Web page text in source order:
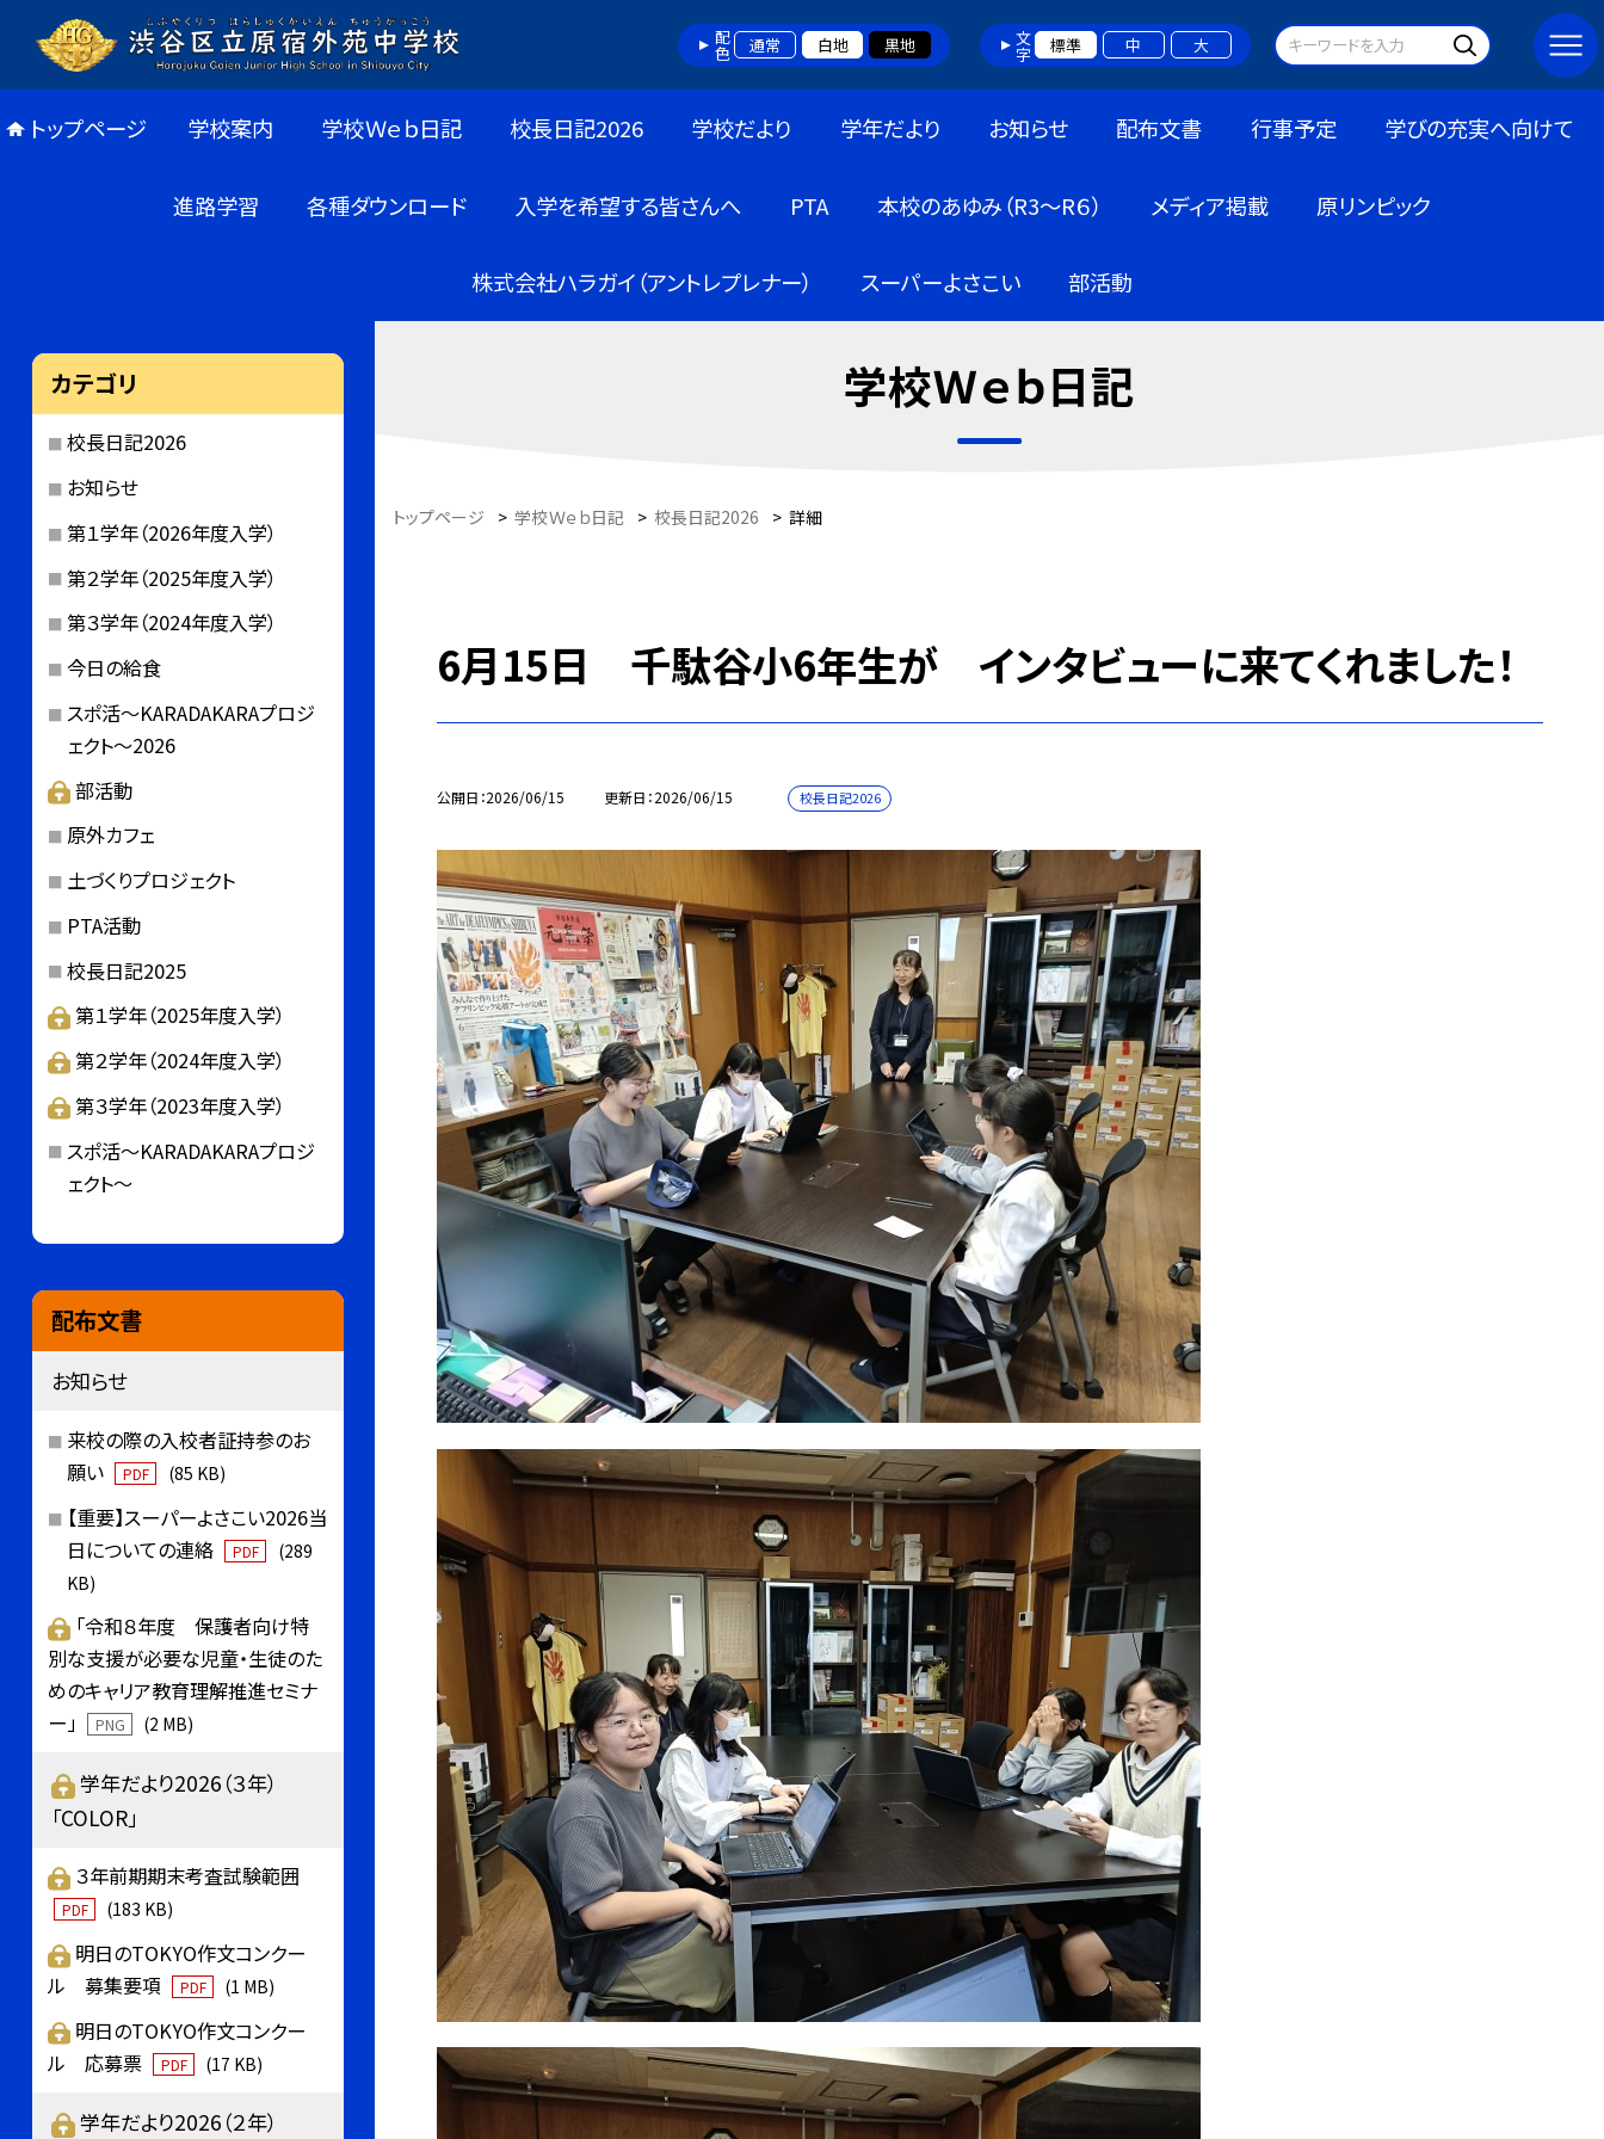
配色 通常 白地 黒地 文字 標準 中 大
トップページ 学校案内 学校Ｗｅｂ日記 校長日記2026 学校だより 学年だより お知らせ 配布文書 行事予定 学びの充実へ向けて
進路学習 各種ダウンロード 入学を希望する皆さんへ PTA 本校のあゆみ（R3～R６） メディア掲載 原リンピック
株式会社ハラガイ（アントレプレナー） スーパーよさこい 部活動
学校Ｗｅｂ日記
トップページ > 学校Ｗｅｂ日記 > 校長日記2026 > 詳細
6月15日 千駄谷小6年生が インタビューに来てくれました！
公開日 2026/06/15 更新日 2026/06/15 校長日記2026
カテゴリ
校長日記2026
お知らせ
第１学年（2026年度入学）
第２学年（2025年度入学）
第３学年（2024年度入学）
今日の給食
スポ活～KARADAKARAプロジ
ェクト～2026
部活動
原外カフェ
土づくりプロジェクト
PTA活動
校長日記2025
第１学年（2025年度入学）
第２学年（2024年度入学）
第３学年（2023年度入学）
スポ活～KARADAKARAプロジ
ェクト～
配布文書
お知らせ
来校の際の入校者証持参のお
願い
PDF (85 KB)
【重要】スーパーよさこい2026当
日についての連絡
PDF
(289
KB)
「令和８年度 保護者向け特
別な支援が必要な児童・生徒のた
めのキャリア教育理解推進セミナ
ー」
PNG (2 MB)
学年だより2026（３年）
「COLOR」
３年前期期末考査試験範囲
PDF (183 KB)
明日のTOKYO作文コンクー
ル 募集要項
PDF (1 MB)
明日のTOKYO作文コンクー
ル 応募票
PDF (17 KB)
学年だより2026（２年）